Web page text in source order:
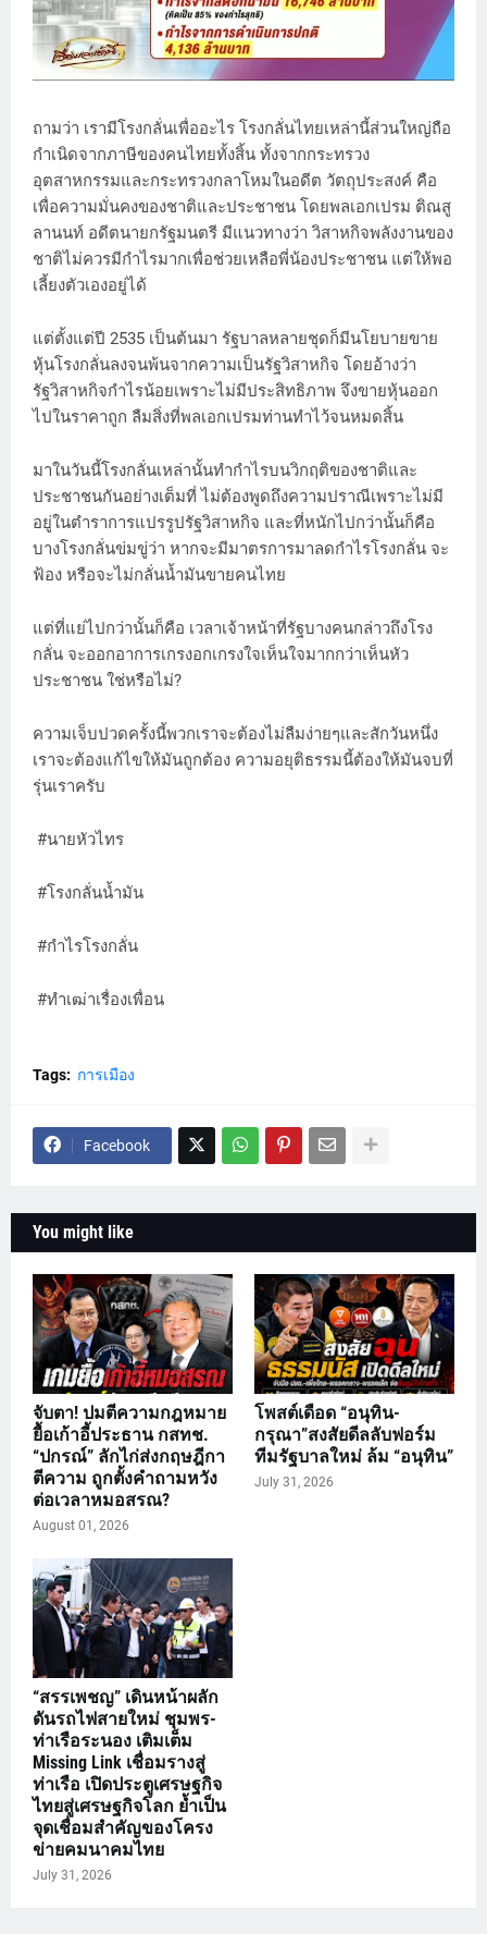
ถามว่า เรามีโรงกลั่นเพื่ออะไร โรงกลั่นไทยเหล่านี้ส่วนใหญ่ถือ
กำเนิดจากภาษีของคนไทยทั้งสิ้น ทั้งจากกระทรวง
อุตสาหกรรมและกระทรวงกลาโหมในอดีต วัตถุประสงค์ คือ
เพื่อความมั่นคงของชาติและประชาชน โดยพลเอกเปรม ติณสู
ลานนท์ อดีตนายกรัฐมนตรี มีแนวทางว่า วิสาหกิจพลังงานของ
ชาติไม่ควรมีกำไรมากเพื่อช่วยเหลือพี่น้องประชาชน แต่ให้พอ
เลี้ยงตัวเองอยู่ได้
แต่ตั้งแต่ปี 2535 เป็นต้นมา รัฐบาลหลายชุดก็มีนโยบายขาย
หุ้นโรงกลั่นลงจนพ้นจากความเป็นรัฐวิสาหกิจ โดยอ้างว่า
รัฐวิสาหกิจกำไรน้อยเพราะไม่มีประสิทธิภาพ จึงขายหุ้นออก
ไปในราคาถูก ลืมสิ่งที่พลเอกเปรมท่านทำไว้จนหมดสิ้น
มาในวันนี้โรงกลั่นเหล่านั้นทำกำไรบนวิกฤติของชาติและ
ประชาชนกันอย่างเต็มที่ ไม่ต้องพูดถึงความปราณีเพราะไม่มี
อยู่ในตำราการแปรรูปรัฐวิสาหกิจ และที่หนักไปกว่านั้นก็คือ
บางโรงกลั่นข่มขู่ว่า หากจะมีมาตรการมาลดกำไรโรงกลั่น จะ
ฟ้อง หรือจะไม่กลั่นน้ำมันขายคนไทย
แต่ที่แย่ไปกว่านั้นก็คือ เวลาเจ้าหน้าที่รัฐบางคนกล่าวถึงโรง
กลั่น จะออกอาการเกรงอกเกรงใจเห็นใจมากกว่าเห็นหัว
ประชาชน ใช่หรือไม่?
ความเจ็บปวดครั้งนี้พวกเราจะต้องไม่ลืมง่ายๆและสักวันหนึ่ง
เราจะต้องแก้ไขให้มันถูกต้อง ความอยุติธรรมนี้ต้องให้มันจบที่
รุ่นเราครับ
#นายหัวไทร
#โรงกลั่นน้ำมัน
#กำไรโรงกลั่น
#ทำเฒ่าเรื่องเพื่อน
Tags: การเมือง
Facebook
You might like
จับตา! ปมตีความกฎหมาย
ยื้อเก้าอี้ประธาน กสทช.
“ปกรณ์” ลักไก่ส่งกฤษฎีกา
ตีความ ถูกตั้งคำถามหวัง
ต่อเวลาหมอสรณ?
August 01, 2026
โพสต์เดือด “อนุทิน-
กรุณา”สงสัยดีลลับฟอร์ม
ทีมรัฐบาลใหม่ ล้ม “อนุทิน”
July 31, 2026
“สรรเพชญ” เดินหน้าผลัก
ดันรถไฟสายใหม่ ชุมพร-
ท่าเรือระนอง เติมเต็ม
Missing Link เชื่อมรางสู่
ท่าเรือ เปิดประตูเศรษฐกิจ
ไทยสู่เศรษฐกิจโลก ย้ำเป็น
จุดเชื่อมสำคัญของโครง
ข่ายคมนาคมไทย
July 31, 2026